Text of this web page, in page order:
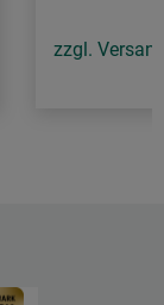
zzgl.